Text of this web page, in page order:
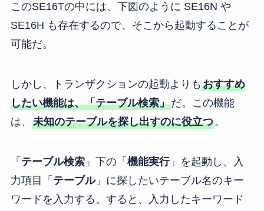
このSE16Tの中には、下図のように SE16N や
SE16H も存在するので、そこから起動することが
可能だ。
しかし、トランザクションの起動よりも おすすめ
したい機能は、「テーブル検索」だ。この機能
は、 未知のテーブルを探し出すのに役立つ。
「 テーブル検索」下の「 機能実行」を起動し、入
力項目「 テーブル」に探したいテーブル名のキー
ワードを入力する。すると、入力したキーワード